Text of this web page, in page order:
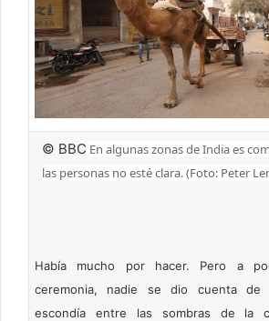
© BBC En algunas zonas de India es
las personas no esté clara. (Foto: Peter
Había mucho por hacer. Pero a
ceremonia, nadie se dio cuenta
escondía entre las sombras de la